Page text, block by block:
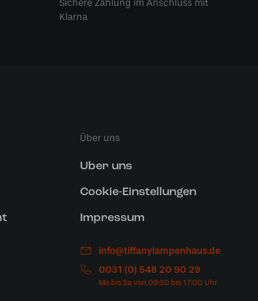
Sichere Zahlung im Anschluss mit
Klarna
Über uns
Uber uns
Cookie-Einstellungen
Impressum
info@tiffanylampenhaus.de
0031 (0) 548 20 90 29